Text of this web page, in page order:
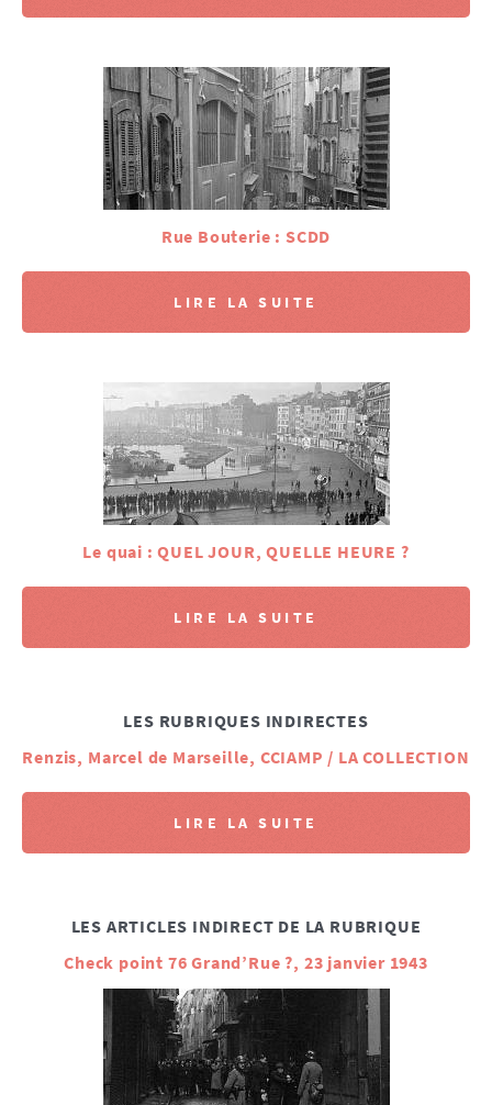
Rue Bouterie : SCDD
LIRE LA SUITE
Le quai : QUEL JOUR, QUELLE HEURE ?
LIRE LA SUITE
LES RUBRIQUES INDIRECTES
Renzis, Marcel de Marseille, CCIAMP / LA COLLECTION
LIRE LA SUITE
LES ARTICLES INDIRECT DE LA RUBRIQUE
Check point 76 Grand’Rue ?, 23 janvier 1943